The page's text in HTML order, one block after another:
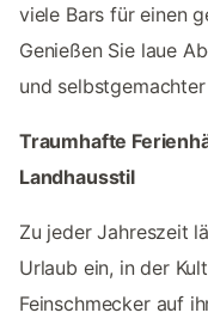
viele Bars für einen
Genießen Sie laue
und
Traumhafte
Landhausstil
Zu jeder Jahreszeit
Urlaub ein, in der
Feinschmecker auf